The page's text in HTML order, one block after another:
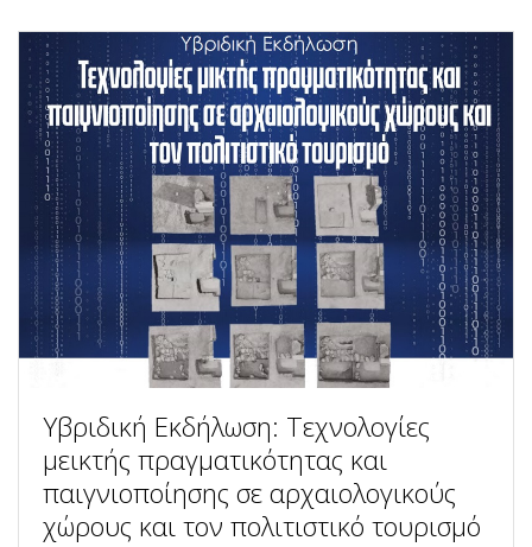
Υβριδική Εκδήλωση: Τεχνολογίες
μεικτής πραγματικότητας και
παιγνιοποίησης σε αρχαιολογικούς
χώρους και τον πολιτιστικό τουρισμό